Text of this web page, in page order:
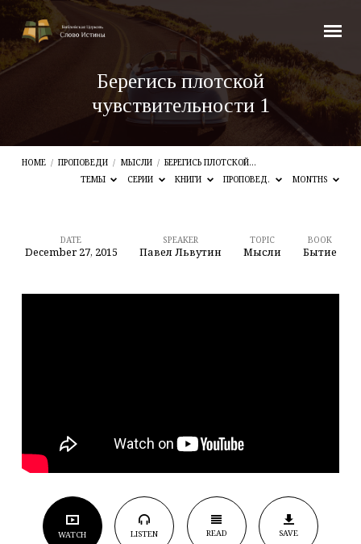
Берегись плотской
чувствительности 1
HOME / ПРОПОВЕДИ / МЫСЛИ / БЕРЕГИСЬ ПЛОТСКОЙ…
ТЕМЫ
СЕРИИ КНИГИ ПРОПОВЕД. MONTHS
Берегись
DATE
December 27, 2015
SPEAKER
Павел Львутин
TOPIC
Мысли
BOOK
Бытие
WATCH LISTEN READ SAVE